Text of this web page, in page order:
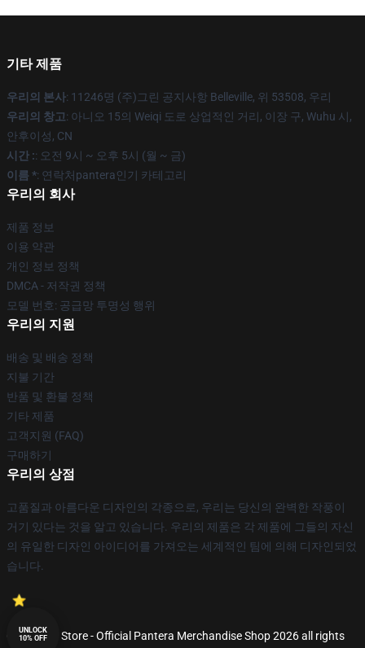
기타 제품
우리의 본사: 11246명 (주)그린 공지사항 Belleville, 위 53508, 우리
우리의 창고: 아니오 15의 Weiqi 도로 상업적인 거리, 이장 구, Wuhu 시,
안후이성, CN
시간 :: 오전 9시 ~ 오후 5시 (월 ~ 금)
이름 *: 연락처pantera인기 카테고리
우리의 회사
제품 정보
이용 약관
개인 정보 정책
DMCA - 저작권 정책
모델 번호: 공급망 투명성 행위
우리의 지원
배송 및 배송 정책
지불 기간
반품 및 환불 정책
기타 제품
고객지원 (FAQ)
구매하기
우리의 상점
고품질과 아름다운 디자인의 각종으로, 우리는 당신의 완벽한 작풍이
거기 있다는 것을 알고 있습니다. 우리의 제품은 각 제품에 그들의 자신
의 유일한 디자인 아이디어를 가져오는 세계적인 팀에 의해 디자인되었
습니다.
© Pantera Store - Official Pantera Merchandise Shop 2026 all rights
UNLOCK
10% OFF